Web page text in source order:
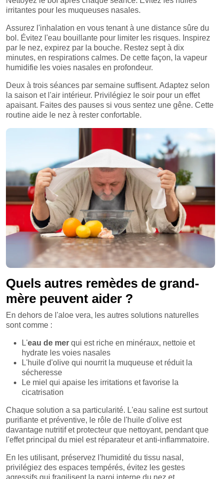
irritantes pour les muqueuses nasales.
Assurez l'inhalation en vous tenant à une distance sûre du
bol. Évitez l'eau bouillante pour limiter les risques. Inspirez
par le nez, expirez par la bouche. Restez sept à dix
minutes, en respirations calmes. De cette façon, la vapeur
humidifie les voies nasales en profondeur.
Deux à trois séances par semaine suffisent. Adaptez selon
la saison et l'air intérieur. Privilégiez le soir pour un effet
apaisant. Faites des pauses si vous sentez une gêne. Cette
routine aide le nez à rester confortable.
Quels autres remèdes de grand-
mère peuvent aider ?
En dehors de l'aloe vera, les autres solutions naturelles
sont comme :
L'eau de mer qui est riche en minéraux, nettoie et
hydrate les voies nasales
L'huile d'olive qui nourrit la muqueuse et réduit la
sécheresse
Le miel qui apaise les irritations et favorise la
cicatrisation
Chaque solution a sa particularité. L'eau saline est surtout
purifiante et préventive, le rôle de l'huile d'olive est
davantage nutritif et protecteur que nettoyant, pendant que
l'effet principal du miel est réparateur et anti-inflammatoire.
En les utilisant, préservez l'humidité du tissu nasal,
privilégiez des espaces tempérés, évitez les gestes
agressifs qui fragilisent la paroi interne du nez et